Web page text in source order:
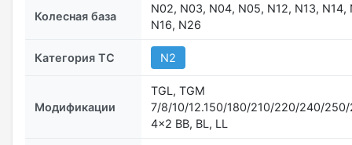
Колесная база
N02, N03, N04, N05, N12, N13, N14,
N16, N26
Категория ТС N2
Модификации
TGL, TGM
7/8/10/12.150/180/210/220/240/
4x2 BB, BL, LL